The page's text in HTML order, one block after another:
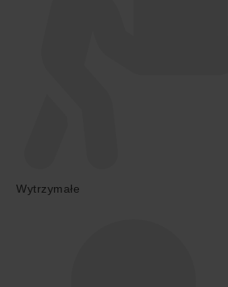
Wytrzymałe